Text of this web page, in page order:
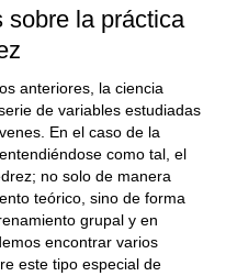
sobre la práctica
anteriores, la ciencia
de variables estudiadas
En el caso de la
como tal, el
no solo de manera
teórico, sino de forma
grupal y en
encontrar varios
este tipo especial de